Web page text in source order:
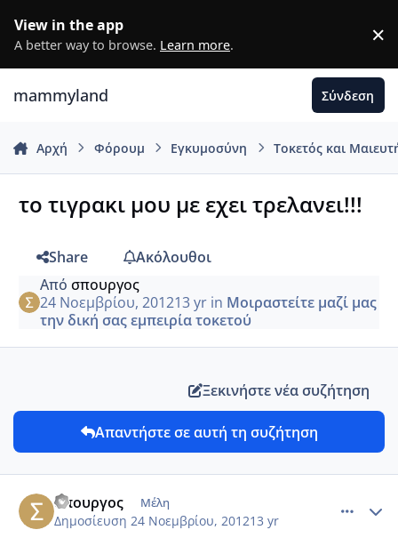
View in the app
A better way to browse. Learn more. ×
mammyland Σύνδεση
Αρχή Φόρουμ Εγκυμοσύνη Τοκετός και
το τιγρακι μου με εχει τρελανει!!!
Share
Ακόλουθοι
Από σπουργος
24 Νοεμβρίου, 201213 yrin Μοιραστείτε μαζί μας
την δική σας εμπειρία τοκετού
Ξεκινήστε νέα συζήτηση
Απαντήστε σε αυτή τη συζήτηση
σπουργος Μέλη
Δημοσίευση 24 Νοεμβρίου, 201213 yr